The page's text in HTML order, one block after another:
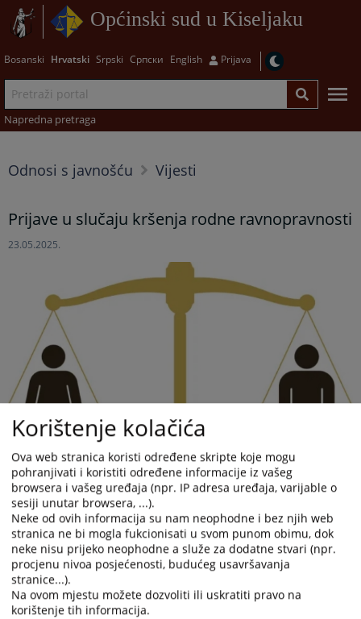
Općinski sud u Kiseljaku
Bosanski Hrvatski Srpski Српски English Prijava
Napredna pretraga
Odnosi s javnošću Vijesti
Prijave u slučaju kršenja rodne ravnopravnosti
23.05.2025.
Putem sljedeće e-mail adrese možete prijaviti kršenje rodne
Korištenje kolačića
Ova web stranica koristi određene skripte koje mogu
pohranjivati i koristiti određene informacije iz vašeg
browsera i vašeg uređaja (npr. IP adresa uređaja, varijable o
sesiji unutar browsera, ...).
Neke od ovih informacija su nam neophodne i bez njih web
stranica ne bi mogla fukcionisati u svom punom obimu, dok
neke nisu prijeko neophodne a služe za dodatne stvari (npr.
procjenu nivoa posjećenosti, budućeg usavršavanja
stranice...).
Na ovom mjestu možete dozvoliti ili uskratiti pravo na
korištenje tih informacija.